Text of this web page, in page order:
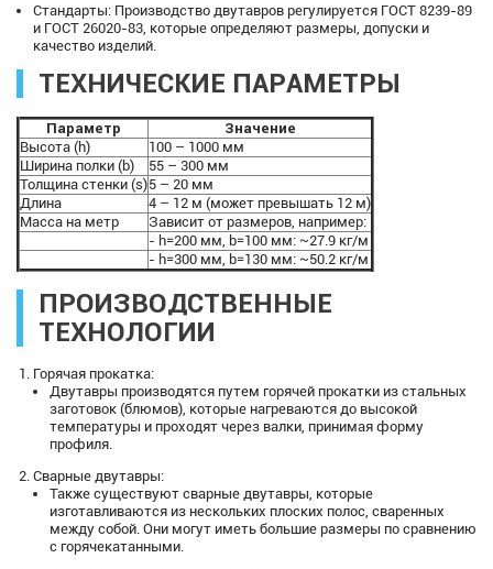
Стандарты: Производство двутавров регулируется ГОСТ 8239-89
и ГОСТ 26020-83, которые определяют размеры, допуски и
качество изделий.
ТЕХНИЧЕСКИЕ ПАРАМЕТРЫ
Параметр Значение
Высота (h)
100 – 1000 мм
Ширина полки (b)
55 – 300 мм
Толщина стенки (s)5 – 20 мм
Длина
4 – 12 м (может превышать 12 м)
Масса на метр
Зависит от размеров, например:
- h=200 мм, b=100 мм: ~27.9 кг/м
- h=300 мм, b=130 мм: ~50.2 кг/м
ПРОИЗВОДСТВЕННЫЕ
ТЕХНОЛОГИИ
Горячая прокатка:
Двутавры производятся путем горячей прокатки из стальных
заготовок (блюмов), которые нагреваются до высокой
температуры и проходят через валки, принимая форму
профиля.
Сварные двутавры:
Также существуют сварные двутавры, которые
изготавливаются из нескольких плоских полос, сваренных
между собой. Они могут иметь большие размеры по сравнению
с горячекатанными.